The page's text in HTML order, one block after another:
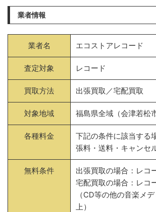
業者情報
業者名 エコストアレコード
査定対象 レコード
買取方法 出張買取／宅配買取
対象地域 福島県全域（会津若松
各種料金
下記の条件に該当する
張料・送料・キャンセ
無料条件
出張買取の場合：レコ
宅配買取の場合：レコ
（CD等の他の音楽メ
上）